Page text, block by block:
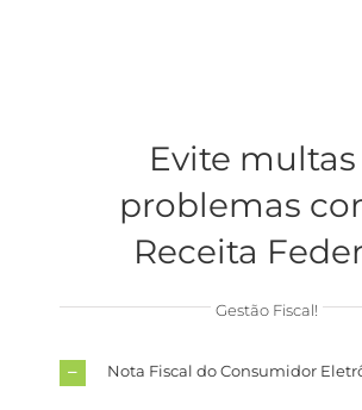
Evite multas
problemas
Receita
Gestão Fiscal!
Nota Fiscal do Consumidor